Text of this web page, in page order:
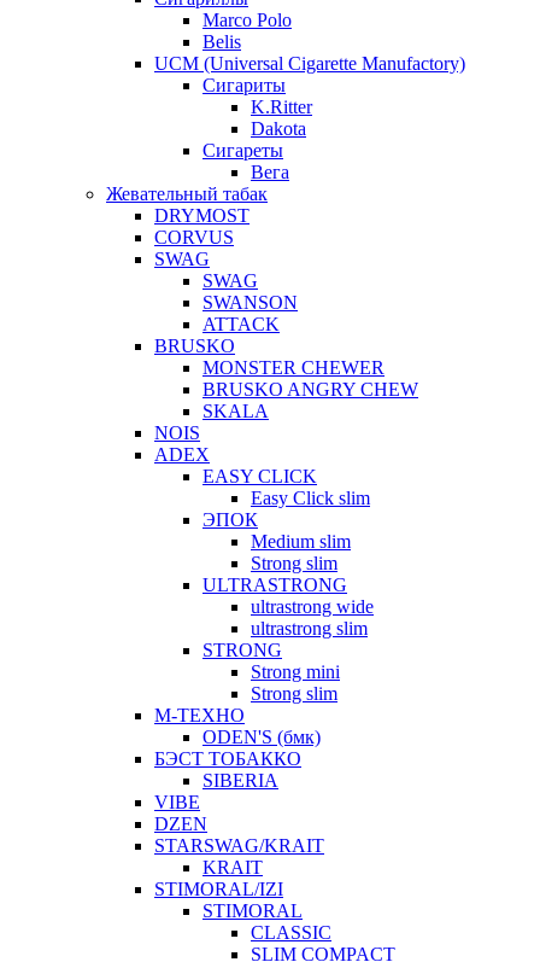
Marco Polo
Belis
UCM (Universal Cigarette Manufactory)
Сигариты
K.Ritter
Dakota
Сигареты
Вега
Жевательный табак
DRYMOST
CORVUS
SWAG
SWAG
SWANSON
ATTACK
BRUSKO
MONSTER CHEWER
BRUSKO ANGRY CHEW
SKALA
NOIS
ADEX
EASY CLICK
Easy Click slim
ЭПОК
Medium slim
Strong slim
ULTRASTRONG
ultrastrong wide
ultrastrong slim
STRONG
Strong mini
Strong slim
М-ТЕХНО
ODEN'S (бмк)
БЭСТ ТОБАККО
SIBERIA
VIBE
DZEN
STARSWAG/KRAIT
KRAIT
STIMORAL/IZI
STIMORAL
CLASSIC
SLIM COMPACT